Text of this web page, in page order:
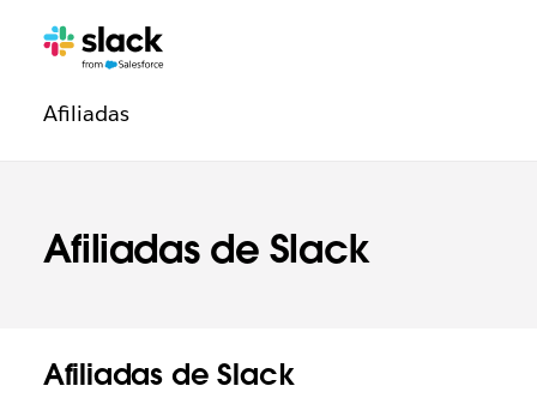
Afiliadas de Slack
Navegación
Legal
Páginas
Afiliadasadicionales
Afiliadas de Slack